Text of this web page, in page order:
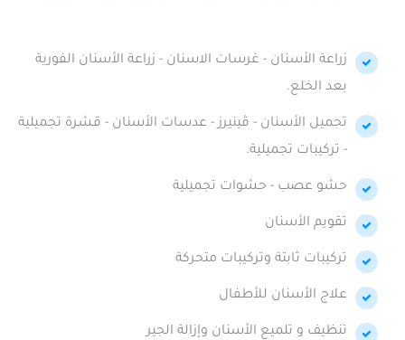
زراعة الأسنان - غرسات الاسنان - زراعة الأسنان الفورية
بعد الخلع.
تجميل الأسنان - ڤينيرز - عدسات الأسنان - قشرة تجميلية
- تركيبات تجميلية.
حشو عصب - حشوات تجميلية
تقويم الأسنان
تركيبات ثابتة وتركيبات متحركة
علاج الأسنان للأطفال
تنظيف و تلميع الأسنان وإزالة الجير